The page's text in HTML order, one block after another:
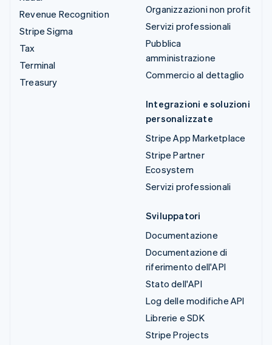
Revenue Recognition
Stripe Sigma
Tax
Terminal
Treasury
Organizzazioni non profit
Servizi professionali
Pubblica
amministrazione
Commercio al dettaglio
Integrazioni e soluzioni
personalizzate
Stripe App Marketplace
Stripe Partner
Ecosystem
Servizi professionali
Sviluppatori
Documentazione
Documentazione di
riferimento dell'API
Stato dell'API
Log delle modifiche API
Librerie e SDK
Stripe Projects